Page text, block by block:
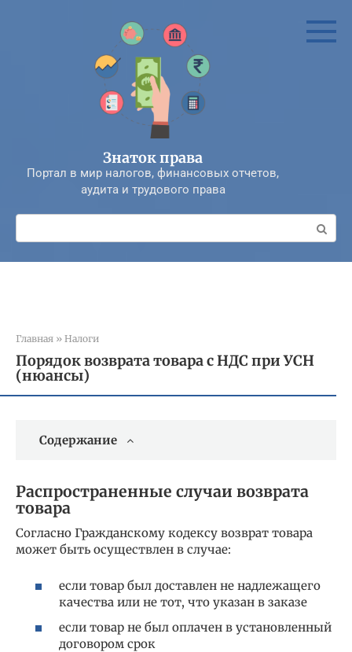
Знаток права
Портал в мир налогов, финансовых отчетов,
аудита и трудового права
Поиск:
Главная » Налоги
Порядок возврата товара с НДС при УСН
(нюансы)
Содержание
Распространенные случаи возврата
товара
Согласно Гражданскому кодексу возврат товара
может быть осуществлен в случае:
если товар был доставлен не надлежащего
качества или не тот, что указан в заказе
если товар не был оплачен в установленный
договором срок